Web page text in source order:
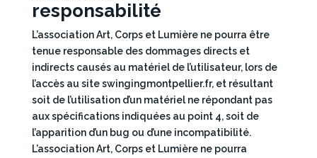
responsabilité
L’association Art, Corps et Lumière ne pourra être
tenue responsable des dommages directs et
indirects causés au matériel de l’utilisateur, lors de
l’accès au site swingingmontpellier.fr, et résultant
soit de l’utilisation d’un matériel ne répondant pas
aux spécifications indiquées au point 4, soit de
l’apparition d’un bug ou d’une incompatibilité.
L’association Art, Corps et Lumière ne pourra